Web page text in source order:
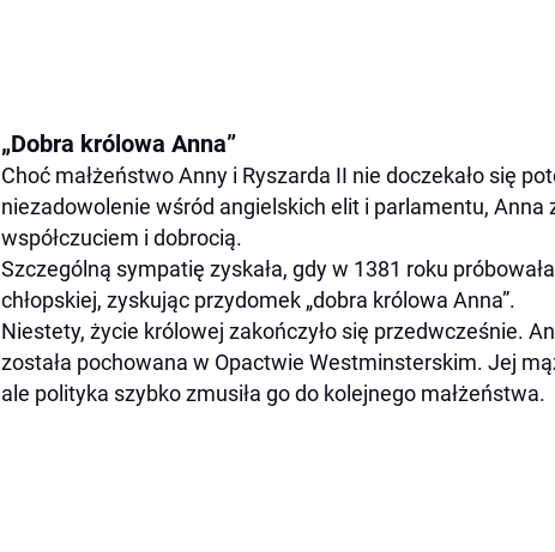
„Dobra królowa Anna”
Choć małżeństwo Anny i Ryszarda II nie doczekało się
niezadowolenie wśród angielskich elit i parlamentu, Anna
współczuciem i dobrocią.
Szczególną sympatię zyskała, gdy w 1381 roku
chłopskiej, zyskując przydomek „dobra królowa Anna”.
Niestety, życie królowej zakończyło się przedwcześnie.
została pochowana w Opactwie Westminsterskim. Jej
ale polityka szybko zmusiła go do kolejnego małżeństwa.